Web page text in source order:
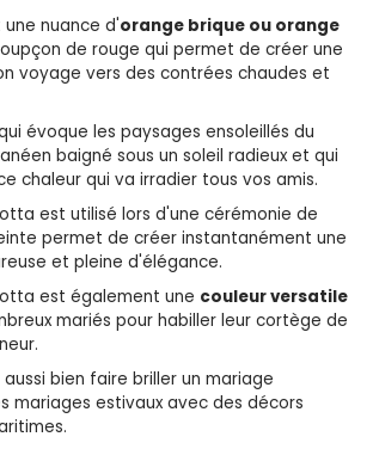
nuance d'orange brique ou orange
de rouge qui permet de créer une
voyage vers des contrées chaudes et
évoque les paysages ensoleillés du
baigné sous un soleil radieux et qui
chaleur qui va irradier tous vos amis.
est utilisé lors d'une cérémonie de
permet de créer instantanément une
et pleine d'élégance.
est également une couleur versatile
mariés pour habiller leur cortège de
bien faire briller un mariage
mariages estivaux avec des décors